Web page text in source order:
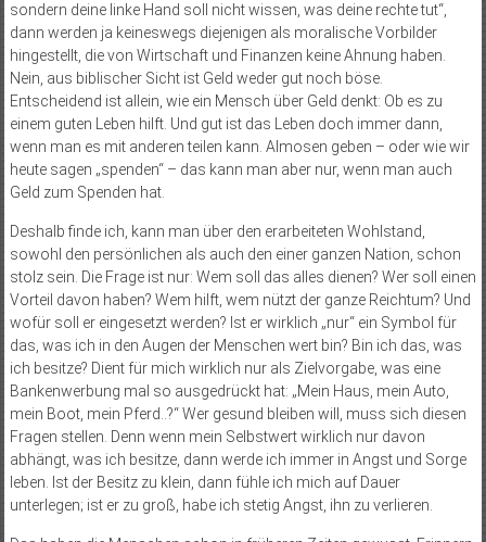
sondern deine linke Hand soll nicht wissen, was deine rechte tut“,
dann werden ja keineswegs diejenigen als moralische Vorbilder
hingestellt, die von Wirtschaft und Finanzen keine Ahnung haben.
Nein, aus biblischer Sicht ist Geld weder gut noch böse.
Entscheidend ist allein, wie ein Mensch über Geld denkt: Ob es zu
einem guten Leben hilft. Und gut ist das Leben doch immer dann,
wenn man es mit anderen teilen kann. Almosen geben – oder wie wir
heute sagen „spenden“ – das kann man aber nur, wenn man auch
Geld zum Spenden hat.
Deshalb finde ich, kann man über den erarbeiteten Wohlstand,
sowohl den persönlichen als auch den einer ganzen Nation, schon
stolz sein. Die Frage ist nur: Wem soll das alles dienen? Wer soll einen
Vorteil davon haben? Wem hilft, wem nützt der ganze Reichtum? Und
wofür soll er eingesetzt werden? Ist er wirklich „nur“ ein Symbol für
das, was ich in den Augen der Menschen wert bin? Bin ich das, was
ich besitze? Dient für mich wirklich nur als Zielvorgabe, was eine
Bankenwerbung mal so ausgedrückt hat: „Mein Haus, mein Auto,
mein Boot, mein Pferd..?“ Wer gesund bleiben will, muss sich diesen
Fragen stellen. Denn wenn mein Selbstwert wirklich nur davon
abhängt, was ich besitze, dann werde ich immer in Angst und Sorge
leben. Ist der Besitz zu klein, dann fühle ich mich auf Dauer
unterlegen; ist er zu groß, habe ich stetig Angst, ihn zu verlieren.